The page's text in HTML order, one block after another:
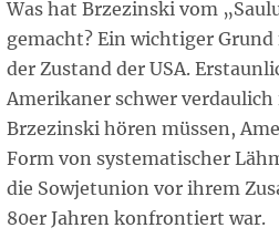
Was hat Brzezinski vom
gemacht? Ein wichtiger
der Zustand der USA.
Amerikaner schwer verdaulich
Brzezinski hören müssen,
Form von systematischer
die Sowjetunion vor ihrem
80er Jahren konfrontiert war.